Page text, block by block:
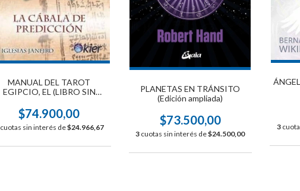
MANUAL DEL TAROT
EGIPCIO, EL (LIBRO SIN
$74.900,00
cuotas sin interés de$24.966,67
PLANETAS EN TRÁNSITO
(Edición ampliada)
$73.500,00
3 cuotas sin interés de$24.500,00
3